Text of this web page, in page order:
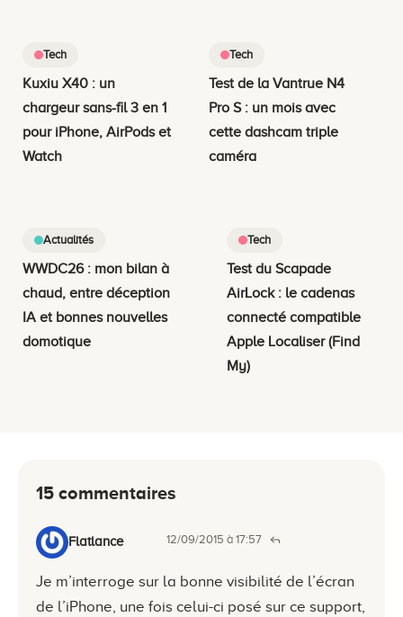
Tech
Kuxiu X40 : un
chargeur sans-fil 3 en 1
pour iPhone, AirPods et
Watch
Tech
Test de la Vantrue N4
Pro S : un mois avec
cette dashcam triple
caméra
Actualités
WWDC26 : mon bilan à
chaud, entre déception
IA et bonnes nouvelles
domotique
Tech
Test du Scapade
AirLock : le cadenas
connecté compatible
Apple Localiser (Find
My)
15 commentaires
Flatlance 12/09/2015 à 17:57
Je m’interroge sur la bonne visibilité de l’écran
de l’iPhone, une fois celui-ci posé sur ce support,